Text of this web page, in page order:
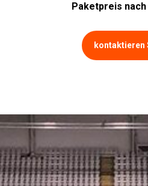
Paketpreis
kontaktieren